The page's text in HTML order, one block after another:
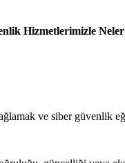
Hizmetlerimizle Neler
ve siber güvenlik